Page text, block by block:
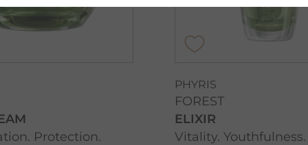
Protection.
PHYRIS
FOREST
ELIXIR
Vitality. Youthfulness.